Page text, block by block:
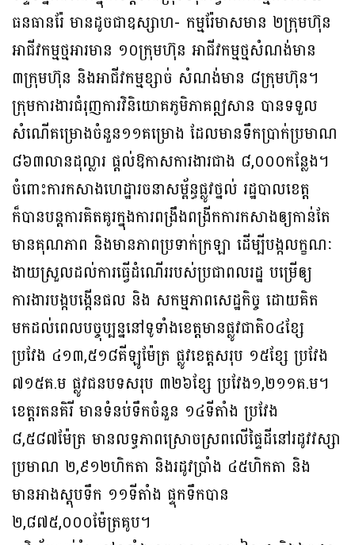
ធនធានរ៉ែ មានដូចជាឧស្សាហ- កម្ម​រ៉ែមាសមាន ២ក្រុមហ៊ុន
អាជីវកម្មថ្មអារមាន ១០ក្រុមហ៊ុន អាជីវកម្មថ្មសំណង់មាន
៣ក្រុម​ហ៊ុន និងអាជីវកម្មខ្សាច់ សំណង់មាន ៨ក្រុមហ៊ុន។
ក្រុមការងារជំរុញការវិនិយោគភូមិភាគឦសាន បានទទួល
សំណើគម្រោងចំនួន១១គម្រោង ដែលមានទឹកប្រាក់ប្រមាណ
៨៦៣លានដុល្លារ ផ្តល់ឱកាសការងារជាង ៨,០០០កន្លែង។
ចំពោះការកសាងហេដ្ឋារចនាសម្ព័ន្ធផ្លូវថ្នល់ រដ្ឋបាលខេត្ត
ក៏បានបន្តការគិតគូរក្នុងការពង្រឹង​ពង្រីកការកសាងឲ្យកាន់តែ
មានគុណភាព និងមានភាពប្រទាក់ក្រឡា ដើម្បីបង្កលក្ខណៈ
ងាយ​ស្រួល​ដល់ការធ្វើដំណើររបស់ប្រជាពលរដ្ឋ បម្រើឲ្យ
ការងារបង្កបង្កើនផល និង សកម្មភាពសេដ្ឋ​កិច្ច ដោយគិត
មកដល់ពេលបច្ចុប្បន្ននៅទូទាំងខេត្តមានផ្លូវជាតិ០៤ខ្សែ
ប្រវែង ៤១៣,៥១៨​គីឡូ​ម៉ែត្រ ផ្លូវខេត្តសរុប ១៥ខ្សែ ប្រវែង
៧១៥គ.ម ផ្លូវជនបទសរុប ៣២៦ខ្សែ ប្រវែង១,២១១គ.ម។
ខេត្តរតនគិរី មានទំនប់ទឹកចំនួន ១៤ទីតាំង ប្រវែង
៨,៥៨៧ម៉ែត្រ មានលទ្ធភាពស្រោច​ស្រព​លើ​ផ្ទៃដីនៅរដូវវស្សា
ប្រមាណ ២,៩១២ហិកតា និងរដូវប្រាំង ៤៥ហិកតា និង
មានអាងស្តុបទឹក ១១​ទីតាំង ផ្ទុកទឹកបាន
២,៨៧៥,០០០ម៉ែត្រគូប។